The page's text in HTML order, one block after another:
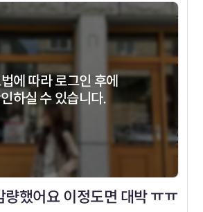
에 따라 로그인 후에
하실 수 있습니다.
했어요 이정도면 대박 ㅠㅠ